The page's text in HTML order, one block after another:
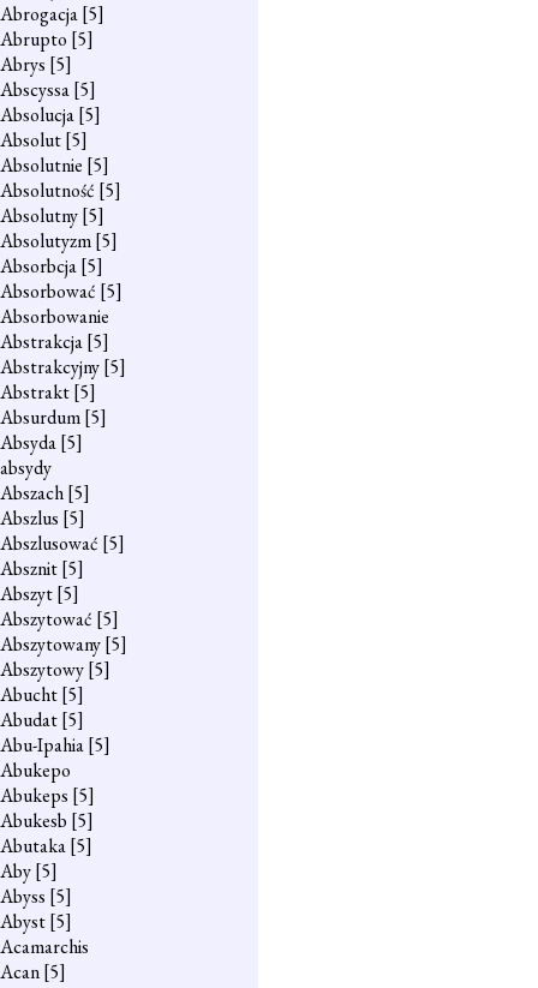
Abrogacja[5]
Abrupto [5]
Abrys [5]
Abscyssa[5]
Absolucja[5]
Absolut[5]
Absolutnie [5]
Absolutność [5]
Absolutny[5]
Absolutyzm[5]
Absorbcja[5]
Absorbować [5]
Absorbowanie
Abstrakcja[5]
Abstrakcyjny[5]
Abstrakt[5]
Absurdum[5]
Absyda[5]
absydy
Abszach[5]
Abszlus [5]
Abszlusować [5]
Absznit[5]
Abszyt[5]
Abszytować [5]
Abszytowany[5]
Abszytowy[5]
Abucht[5]
Abudat[5]
Abu-Ipahia[5]
Abukepo
Abukeps [5]
Abukesb [5]
Abutaka[5]
Aby[5]
Abyss [5]
Abyst[5]
Acamarchis
Acan[5]